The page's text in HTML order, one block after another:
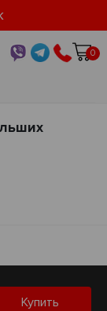
0
Купить